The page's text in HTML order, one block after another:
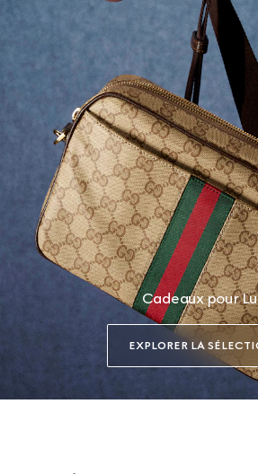
Cadeaux pour
EXPLORER LA